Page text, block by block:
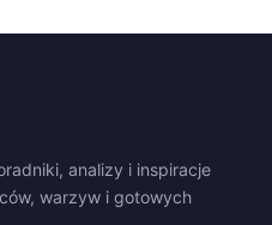
analizy i inspiracje
warzyw i gotowych